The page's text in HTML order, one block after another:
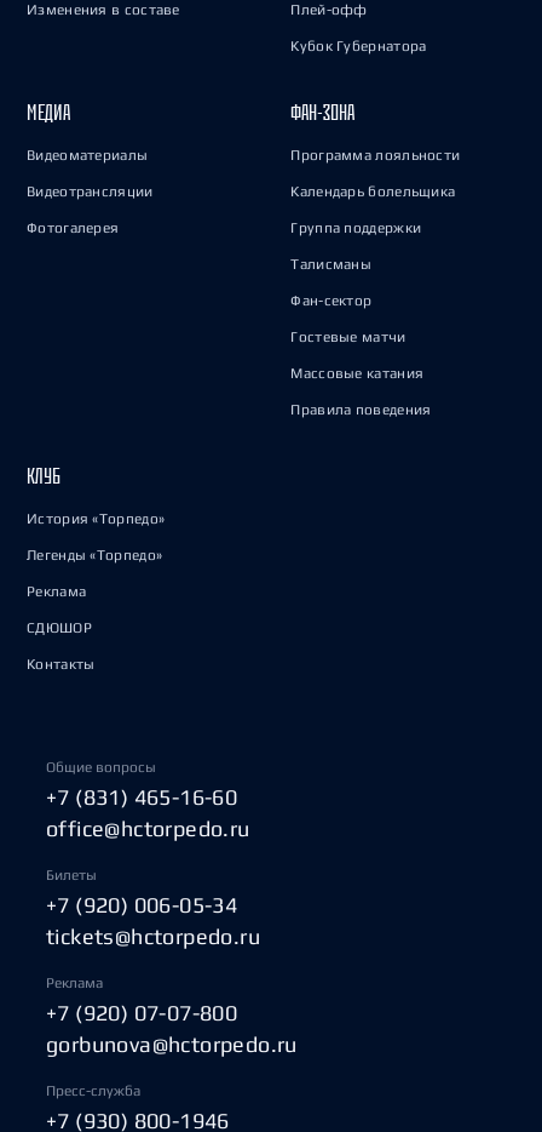
Изменения в составе Плей-офф
Кубок Губернатора
МЕДИА
Видеоматериалы
Видеотрансляции
Фотогалерея
ФАН-ЗОНА
Программа лояльности
Календарь болельщика
Группа поддержки
Талисманы
Фан-сектор
Гостевые матчи
Массовые катания
Правила поведения
КЛУБ
История «Торпедо»
Легенды «Торпедо»
Реклама
СДЮШОР
Контакты
Общие вопросы
+7 (831) 465-16-60
office@hctorpedo.ru
Билеты
+7 (920) 006-05-34
tickets@hctorpedo.ru
Реклама
+7 (920) 07-07-800
gorbunova@hctorpedo.ru
Пресс-служба
+7 (930) 800-1946